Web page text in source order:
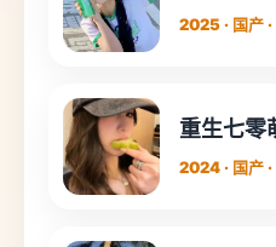
2025 · 国产
重生七零
2024 · 国产